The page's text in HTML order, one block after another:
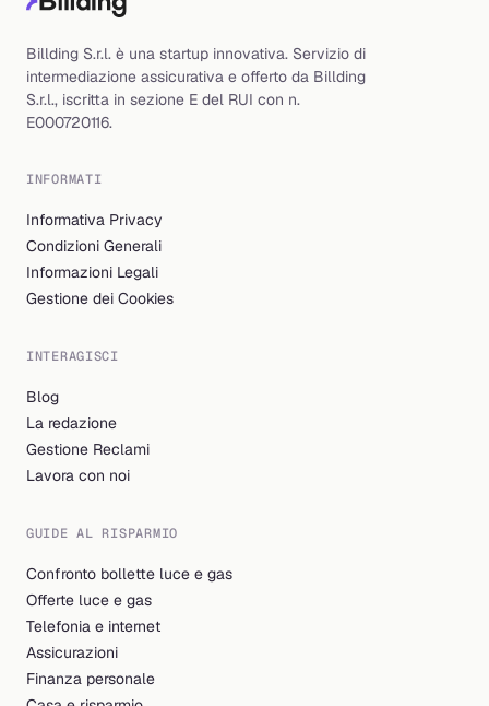
Billding S.r.l. è una startup innovativa. Servizio di
intermediazione assicurativa e offerto da Billding
S.r.l., iscritta in sezione E del RUI con n.
E000720116.
INFORMATI
Informativa Privacy
Condizioni Generali
Informazioni Legali
Gestione dei Cookies
INTERAGISCI
Blog
La redazione
Gestione Reclami
Lavora con noi
GUIDE AL RISPARMIO
Confronto bollette luce e gas
Offerte luce e gas
Telefonia e internet
Assicurazioni
Finanza personale